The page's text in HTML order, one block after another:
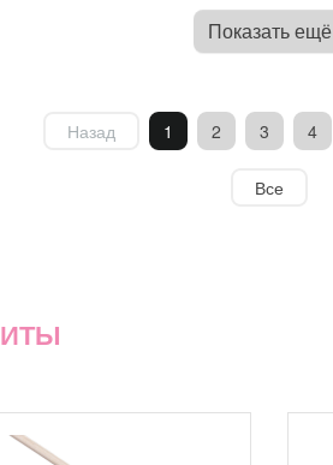
Показать ещё
Назад 1 2 3 4
Все